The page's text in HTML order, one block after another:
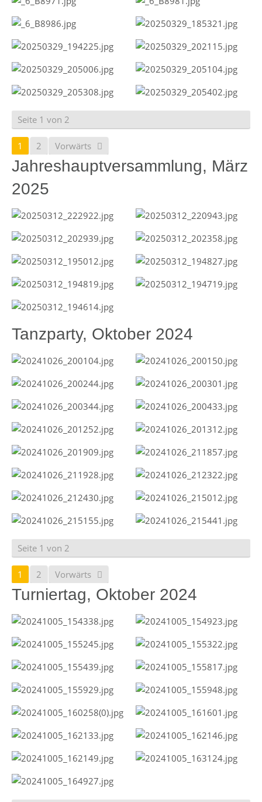
Seite 1 von 2
1 2 Vorwärts
Jahreshauptversammlung, März
2025
Tanzparty, Oktober 2024
Seite 1 von 2
1 2 Vorwärts
Turniertag, Oktober 2024